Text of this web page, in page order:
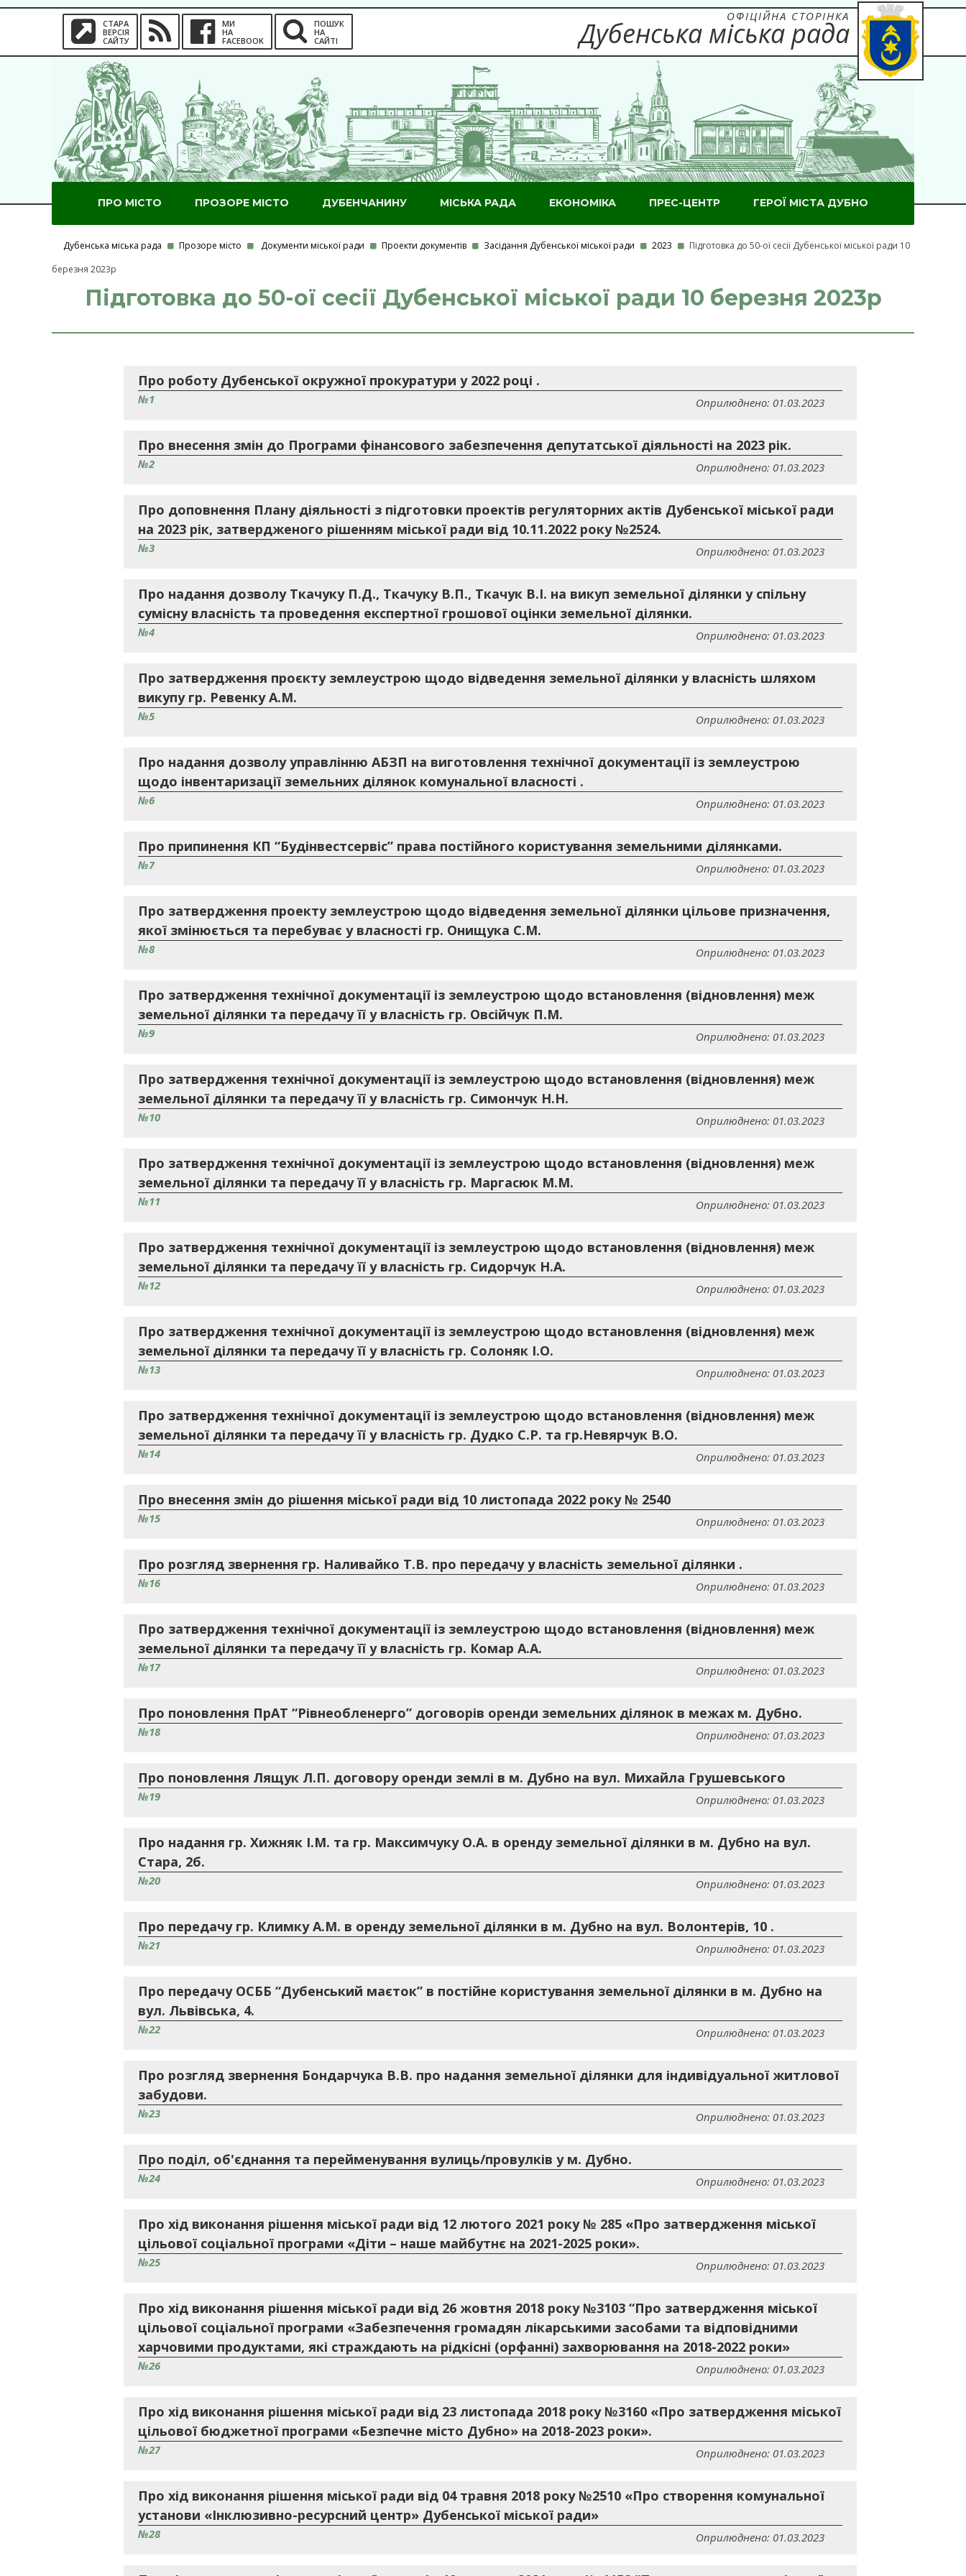
СТАРА
ВЕРСІЯ
САЙТУ
МИ
НА
FACEBOOK
ПОШУК
НА
САЙТІ
ОФІЦІЙНА СТОРІНКА
Дубенська міська рада
ПРО МІСТО ПРОЗОРЕ МІСТО ДУБЕНЧАНИНУ МІСЬКА РАДА ЕКОНОМІКА ПРЕС-ЦЕНТР ГЕРОЇ МІСТА ДУБНО
Дубенська міська рада Прозоре місто Документи міської ради Проекти документів Засідання Дубенської міської ради 2023
Підготовка до 50-ої сесії Дубенської міської ради 10
березня 2023р
Підготовка до 50-ої сесії Дубенської міської ради 10 березня 2023р
Про роботу Дубенської окружної прокуратури у 2022 році .
№1 Оприлюднено: 01.03.2023
Про внесення змін до Програми фінансового забезпечення депутатської діяльності на 2023 рік.
№2 Оприлюднено: 01.03.2023
Про доповнення Плану діяльності з підготовки проектів регуляторних актів Дубенської міської ради
на 2023 рік, затвердженого рішенням міської ради від 10.11.2022 року №2524.
№3 Оприлюднено: 01.03.2023
Про надання дозволу Ткачуку П.Д., Ткачуку В.П., Ткачук В.І. на викуп земельної ділянки у спільну
сумісну власність та проведення експертної грошової оцінки земельної ділянки.
№4 Оприлюднено: 01.03.2023
Про затвердження проєкту землеустрою щодо відведення земельної ділянки у власність шляхом
викупу гр. Ревенку А.М.
№5 Оприлюднено: 01.03.2023
Про надання дозволу управлінню АБЗП на виготовлення технічної документації із землеустрою
щодо інвентаризації земельних ділянок комунальної власності .
№6 Оприлюднено: 01.03.2023
Про припинення КП “Будінвестсервіс” права постійного користування земельними ділянками.
№7 Оприлюднено: 01.03.2023
Про затвердження проекту землеустрою щодо відведення земельної ділянки цільове призначення,
якої змінюється та перебуває у власності гр. Онищука С.М.
№8 Оприлюднено: 01.03.2023
Про затвердження технічної документації із землеустрою щодо встановлення (відновлення) меж
земельної ділянки та передачу її у власність гр. Овсійчук П.М.
№9 Оприлюднено: 01.03.2023
Про затвердження технічної документації із землеустрою щодо встановлення (відновлення) меж
земельної ділянки та передачу її у власність гр. Симончук Н.Н.
№10 Оприлюднено: 01.03.2023
Про затвердження технічної документації із землеустрою щодо встановлення (відновлення) меж
земельної ділянки та передачу її у власність гр. Маргасюк М.М.
№11 Оприлюднено: 01.03.2023
Про затвердження технічної документації із землеустрою щодо встановлення (відновлення) меж
земельної ділянки та передачу її у власність гр. Сидорчук Н.А.
№12 Оприлюднено: 01.03.2023
Про затвердження технічної документації із землеустрою щодо встановлення (відновлення) меж
земельної ділянки та передачу її у власність гр. Солоняк І.О.
№13 Оприлюднено: 01.03.2023
Про затвердження технічної документації із землеустрою щодо встановлення (відновлення) меж
земельної ділянки та передачу її у власність гр. Дудко С.Р. та гр.Невярчук В.О.
№14 Оприлюднено: 01.03.2023
Про внесення змін до рішення міської ради від 10 листопада 2022 року № 2540
№15 Оприлюднено: 01.03.2023
Про розгляд звернення гр. Наливайко Т.В. про передачу у власність земельної ділянки .
№16 Оприлюднено: 01.03.2023
Про затвердження технічної документації із землеустрою щодо встановлення (відновлення) меж
земельної ділянки та передачу її у власність гр. Комар А.А.
№17 Оприлюднено: 01.03.2023
Про поновлення ПрАТ “Рівнеобленерго” договорів оренди земельних ділянок в межах м. Дубно.
№18 Оприлюднено: 01.03.2023
Про поновлення Лящук Л.П. договору оренди землі в м. Дубно на вул. Михайла Грушевського
№19 Оприлюднено: 01.03.2023
Про надання гр. Хижняк І.М. та гр. Максимчуку О.А. в оренду земельної ділянки в м. Дубно на вул.
Стара, 2б.
№20 Оприлюднено: 01.03.2023
Про передачу гр. Климку А.М. в оренду земельної ділянки в м. Дубно на вул. Волонтерів, 10 .
№21 Оприлюднено: 01.03.2023
Про передачу ОСББ “Дубенський маєток” в постійне користування земельної ділянки в м. Дубно на
вул. Львівська, 4.
№22 Оприлюднено: 01.03.2023
Про розгляд звернення Бондарчука В.В. про надання земельної ділянки для індивідуальної житлової
забудови.
№23 Оприлюднено: 01.03.2023
Про поділ, об'єднання та перейменування вулиць/провулків у м. Дубно.
№24 Оприлюднено: 01.03.2023
Про хід виконання рішення міської ради від 12 лютого 2021 року № 285 «Про затвердження міської
цільової соціальної програми «Діти – наше майбутнє на 2021-2025 роки».
№25 Оприлюднено: 01.03.2023
Про хід виконання рішення міської ради від 26 жовтня 2018 року №3103 “Про затвердження міської
цільової соціальної програми «Забезпечення громадян лікарськими засобами та відповідними
харчовими продуктами, які страждають на рідкісні (орфанні) захворювання на 2018-2022 роки»
№26 Оприлюднено: 01.03.2023
Про хід виконання рішення міської ради від 23 листопада 2018 року №3160 «Про затвердження міської
цільової бюджетної програми «Безпечне місто Дубно» на 2018-2023 роки».
№27 Оприлюднено: 01.03.2023
Про хід виконання рішення міської ради від 04 травня 2018 року №2510 «Про створення комунальної
установи «Інклюзивно-ресурсний центр» Дубенської міської ради»
№28 Оприлюднено: 01.03.2023